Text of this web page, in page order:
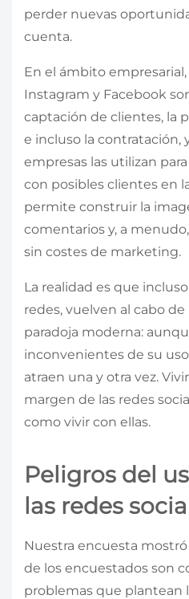
perder nuevas
cuenta.
En el ámbito
Instagram y Facebook
captación de clientes, la
e incluso la contratación,
empresas las utilizan
con posibles clientes en
permite construir la
comentarios y, a
sin costes de marketing.
La realidad es que
redes, vuelven al cabo
paradoja moderna:
inconvenientes de su
atraen una y otra vez.
margen de las redes
como vivir con ellas.
Peligros del
las redes
Nuestra encuesta
de los encuestados son
problemas que plantean